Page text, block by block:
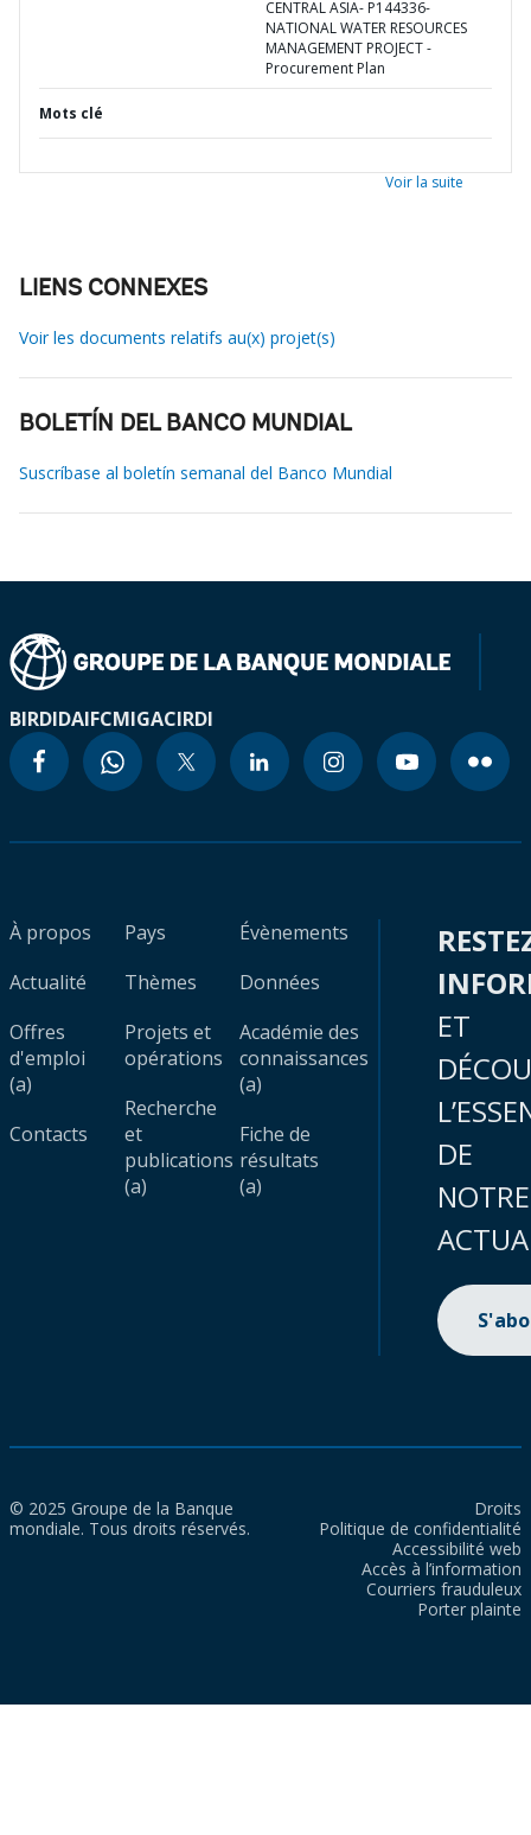
CENTRAL ASIA- P144336-
NATIONAL WATER RESOURCES
MANAGEMENT PROJECT -
Procurement Plan
Mots clé
Voir la suite
LIENS CONNEXES
Voir les documents relatifs au(x) projet(s)
BOLETÍN DEL BANCO MUNDIAL
Suscríbase al boletín semanal del Banco Mundial
BIRDIDAIFCMIGACIRDI
À propos
Actualité
Offres
d'emploi
(a)
Contacts
Pays
Thèmes
Projets et
opérations
Recherche
et
publications
(a)
Évènements
Données
Académie des
connaissances
(a)
Fiche de
résultats
(a)
ET
DE
NOTRE
© 2025 Groupe de la Banque
mondiale. Tous droits réservés.
Droits
Politique de confidentialité
Accessibilité web
Accès à l’information
Courriers frauduleux
Porter plainte